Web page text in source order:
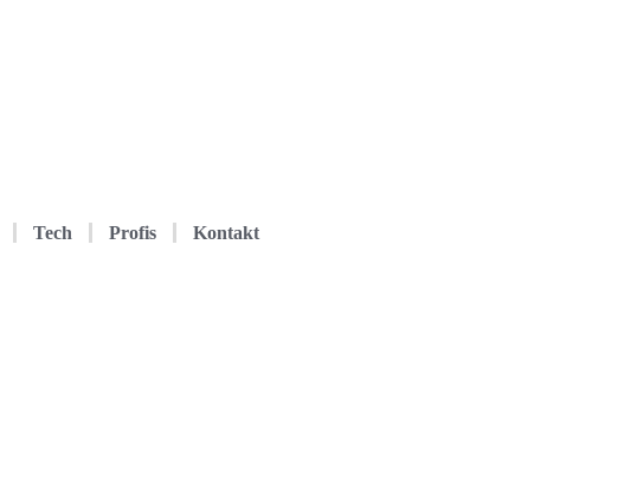
Tech Profis Kontakt